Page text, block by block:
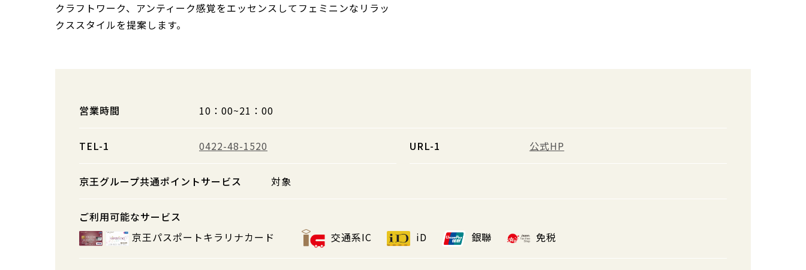
クラフトワーク、アンティーク感覚をエッセンスしてフェミニンなリラッ
クススタイルを提案します。
営業時間 10：00~21：00
TEL-1 0422-48-1520 URL-1 公式HP
京王グループ共通ポイントサービス 対象
ご利用可能なサービス
京王パスポートキラリナカード
交通系IC iD 銀聯 免税